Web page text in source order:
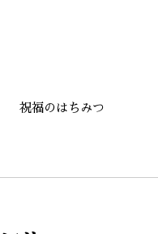
祝福のはちみつ